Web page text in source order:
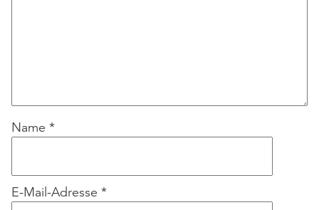
Name *
E-Mail-Adresse *